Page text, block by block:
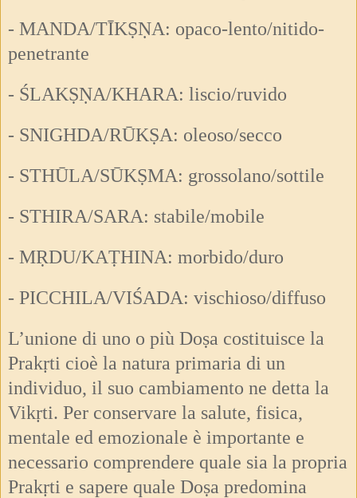
- MANDA/TĪKṢṆA: opaco-lento/nitido-
penetrante
- ŚLAKṢṆA/KHARA: liscio/ruvido
- SNIGHDA/RŪKṢA: oleoso/secco
- STHŪLA/SŪKṢMA: grossolano/sottile
- STHIRA/SARA: stabile/mobile
- MṚDU/KAṬHINA: morbido/duro
- PICCHILA/VIŚADA: vischioso/diffuso
L’unione di uno o più Doṣa costituisce la
Prakṛti cioè la natura primaria di un
individuo, il suo cambiamento ne detta la
Vikṛti. Per conservare la salute, fisica,
mentale ed emozionale è importante e
necessario comprendere quale sia la propria
Prakṛti e sapere quale Doṣa predomina